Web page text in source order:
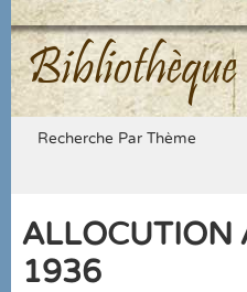
Recherche Par Thème
ALLOCUTION
1936